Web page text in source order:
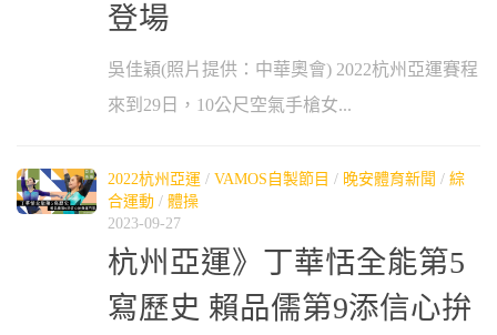
登場
吳佳穎(照片提供：中華奧會) 2022杭州亞運賽程
來到29日，10公尺空氣手槍女...
2022杭州亞運 / VAMOS自製節目 / 晚安體育新聞 / 綜
合運動 / 體操
2023-09-27
杭州亞運》丁華恬全能第5
寫歷史 賴品儒第9添信心拚